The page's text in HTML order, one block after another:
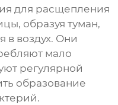
для расщепления
образуя туман,
в воздух. Они
мало
регулярной
образование